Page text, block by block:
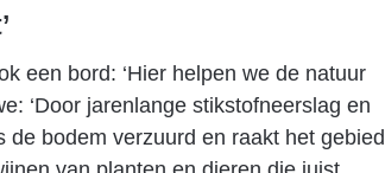
een bord: ‘Hier helpen we de natuur
‘Door jarenlange stikstofneerslag en
bodem verzuurd en raakt het gebied